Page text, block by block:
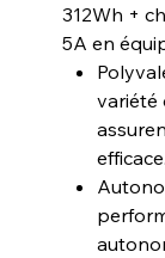
312Wh +
5A en
variété
efficace.